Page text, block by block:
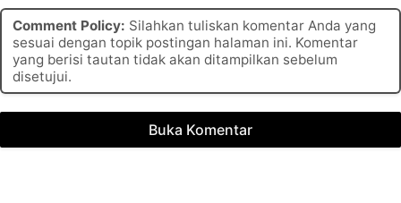
Comment Policy: Silahkan tuliskan komentar Anda yang
sesuai dengan topik postingan halaman ini. Komentar
yang berisi tautan tidak akan ditampilkan sebelum
disetujui.
Buka Komentar